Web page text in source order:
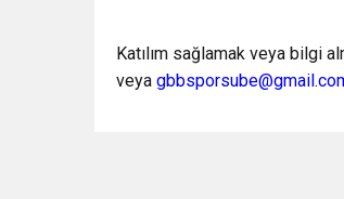
Katılım sağlamak veya bilgi
veya